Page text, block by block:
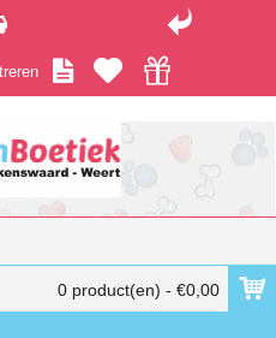
0 product(en) - €0,00